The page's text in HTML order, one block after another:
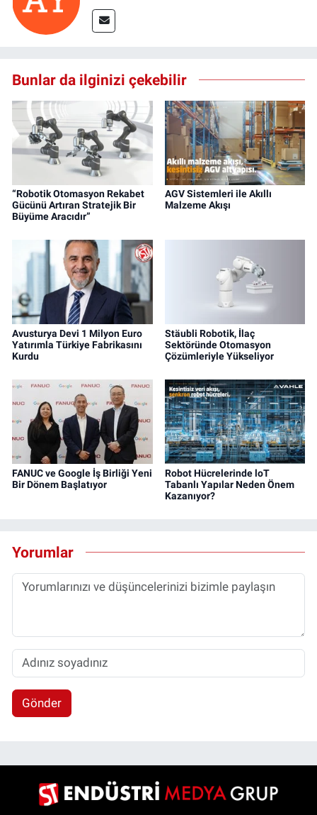
Bunlar da ilginizi çekebilir
“Robotik Otomasyon Rekabet
Gücünü Artıran Stratejik Bir
Büyüme Aracıdır”
AGV Sistemleri ile Akıllı
Malzeme Akışı
Avusturya Devi 1 Milyon Euro
Yatırımla Türkiye Fabrikasını
Kurdu
Stäubli Robotik, İlaç
Sektöründe Otomasyon
Çözümleriyle Yükseliyor
FANUC ve Google İş Birliği Yeni
Bir Dönem Başlatıyor
Robot Hücrelerinde loT
Tabanlı Yapılar Neden Önem
Kazanıyor?
Yorumlar
Gönder